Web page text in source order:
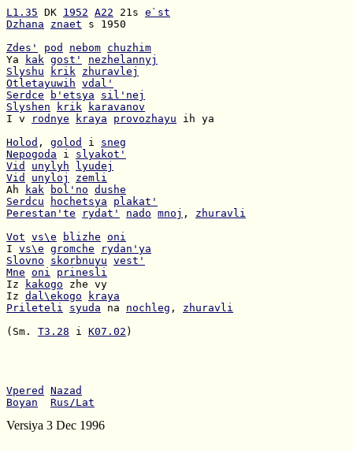
L1.35 DK 1952 A22 21s e`st
Dzhana
znaet s 1950
Zdes'
pod nebom chuzhim
Ya
kak gost'
nezhelannyj
Slyshu
krik zhuravlej
Otletayuwih vdal'
Serdce
b'etsya
sil'nej
Slyshen
krik
karavanov
I v
rodnye kraya provozhayu ih ya
Holod , golod i sneg
Nepogoda i slyakot'
Vid
unylyh
lyudej
Vid
unyloj
zemli
Ah
kak bol'no dushe
Serdcu
hochetsya
plakat'
Perestan'te
rydat' nado mnoj , zhuravli
Vot vs\e blizhe oni
I vs\e gromche
rydan'ya
Slovno
skorbnuyu vest'
Mne oni
prinesli
Iz
kakogo
Iz dal\ekogo
kraya
Prileteli
syuda na nochleg , zhuravli
(Sm. T3.28 i K07.02 )
Vpered
Nazad
Boyan
Rus/Lat
Versiya 3 Dec 1996